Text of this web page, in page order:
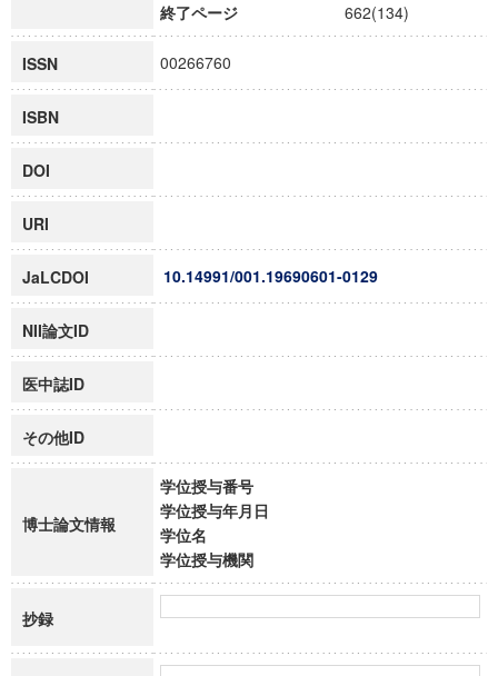
終了ページ
662(134)
ISSN 00266760
ISBN
DOI
URI
JaLCDOI 10.14991/001.19690601-0129
NII論文ID
医中誌ID
その他ID
博士論文情報
学位授与番号
学位授与年月日
学位名
学位授与機関
抄録